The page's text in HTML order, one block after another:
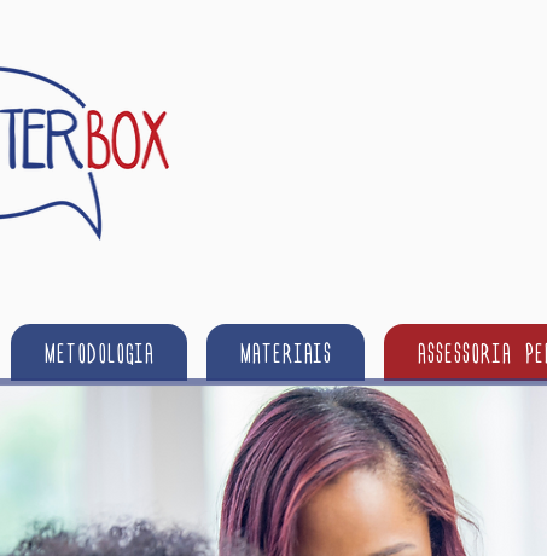
METODOLOGIA MATERIAIS ASSESSORIA